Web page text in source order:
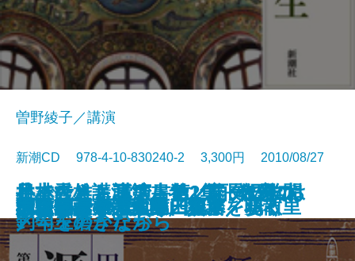
放浪記
源氏物語 第七集 須磨／明石
井上ひさし講演 第1集 名優 太
宰治
井上ひさし講演 第2集 作家の
眼、創作の眼
赤ひげ診療譚 第三集
赤ひげ診療譚 第四集
赤ひげ診療譚 第一集
赤ひげ診療譚 第二集
日本人とキリスト教／自分の知ら
ぬ自分
聖書から学ぶ人生
曽野綾子／講演
新潮CD 978-4-10-830240-2 3,300円 2010/08/27
オーディオブック
源氏物語 第五集 花宴／葵
源氏物語 第六集 賢木／花散里
小林秀雄講演第八巻 宣長の学問
／勾玉のかたち
深田久弥の万葉登山
ひらめきの法則
楢山節考
不忠臣蔵
経験・言葉・虚構／地球を歩く
足で考え、耳で書く／雨の日には
釣竿を磨きながら
ヴィヨンの妻